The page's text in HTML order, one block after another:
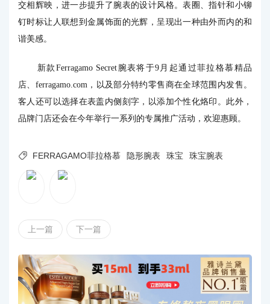
交相辉映，进一步提升了腕表的设计风格。表圈、指针和小铆
钉时标让人联想到金属饰面的光辉，呈现出一种由外而内的和
谐美感。
新款Ferragamo Secret腕表将于9月起通过菲拉格慕精品
店、ferragamo.com，以及部分特约零售商在全球范围内发售。
客人还可以选择在表盖内侧刻字，以添加个性化烙印。此外，
品牌门店还会在今年举行一系列的专属推广活动，欢迎惠顾。
 FERRAGAMO菲拉格慕 隐形腕表 珠宝 珠宝腕表
上一篇 下一篇